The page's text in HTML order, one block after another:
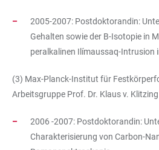
2005-2007: Postdoktorandin:
Gehalten sowie der B-Isotopie in
peralkalinen Ilímaussaq-Intrusion
(3) Max-Planck-Institut für
Arbeitsgruppe Prof. Dr. Klaus v.
2006 -2007: Postdoktorandin:
Charakterisierung von Carbon-